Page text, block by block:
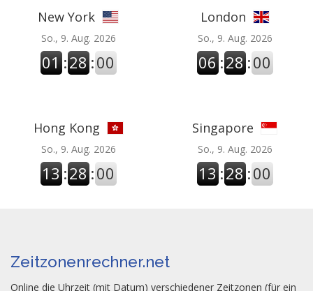
New York
So., 9. Aug. 2026
01 :28 :00
London
So., 9. Aug. 2026
06 :28 :00
Hong Kong
So., 9. Aug. 2026
13 :28 :00
Singapore
So., 9. Aug. 2026
13 :28 :00
Zeitzonenrechner.net
Online die Uhrzeit (mit Datum) verschiedener Zeitzonen (für ein